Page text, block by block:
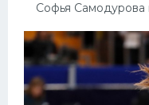
Софья Самодурова